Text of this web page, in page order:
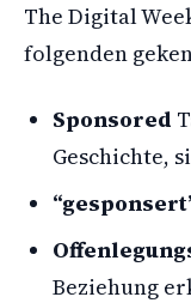
The Digital
folgenden
Sponsored
Geschichte,
Beziehung